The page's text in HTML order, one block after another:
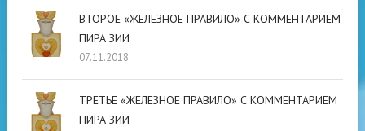
ВТОРОЕ «ЖЕЛЕЗНОЕ ПРАВИЛО» С КОММЕНТАРИЕМ
ПИРА ЗИИ
07.11.2018
ТРЕТЬЕ «ЖЕЛЕЗНОЕ ПРАВИЛО» С КОММЕНТАРИЕМ
ПИРА ЗИИ